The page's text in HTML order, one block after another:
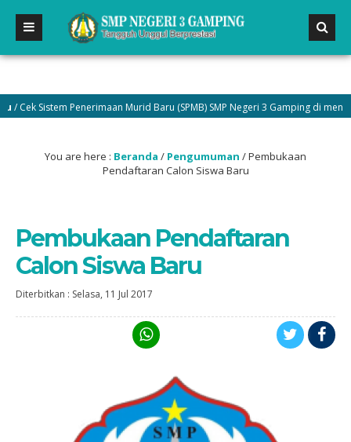
Sistem Penerimaan Murid Baru (SPMB) SMP Negeri 3 Gamping di menu
You are here : Beranda / Pengumuman /Pembukaan
Pendaftaran Calon Siswa Baru
Pembukaan Pendaftaran
Calon Siswa Baru
Diterbitkan : Selasa, 11 Jul 2017